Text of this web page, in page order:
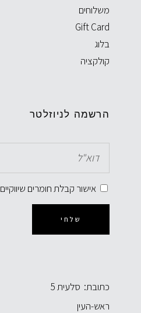
משלוחים
Gift Card
בלוג
קולקציה
הרשמה לניוזלטר
אישור קבלת חומרים שיווקיים
שלחי
כתובת: סלעית 5
ראש-העין